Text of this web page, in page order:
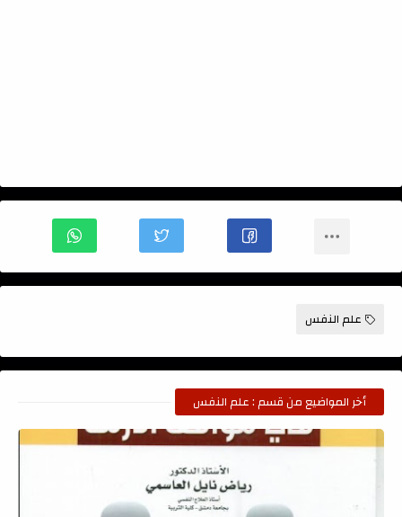
علم النفس
أخر المواضيع من قسم : علم النفس